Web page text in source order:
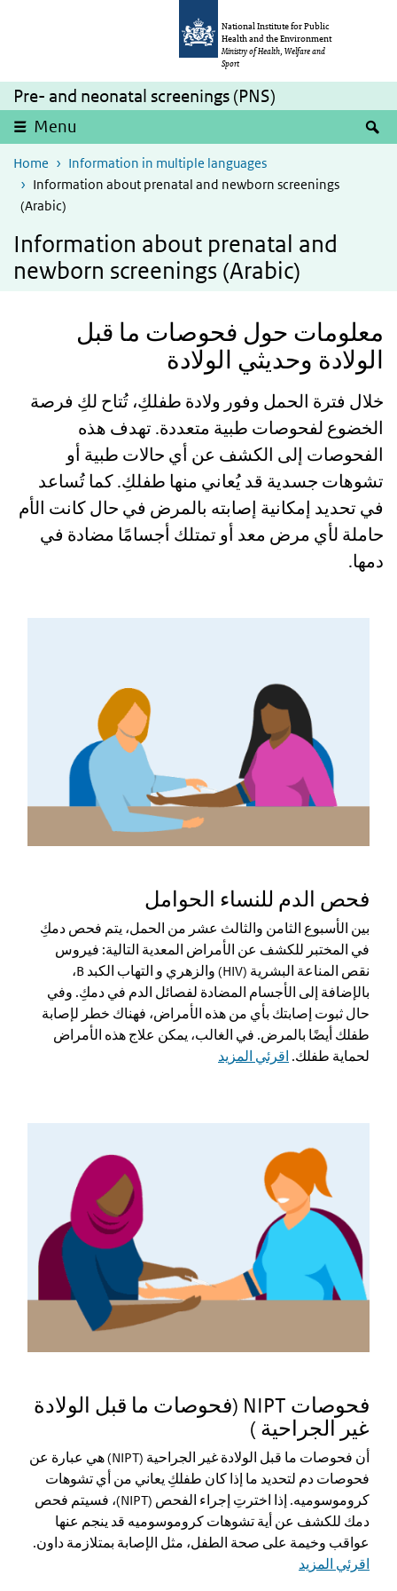
National Institute for Public
Health and the Environment
Ministry of Health, Welfare and
Sport
Pre- and neonatal screenings (PNS)
Menu
Home
Information in multiple languages
Information about prenatal and newborn screenings
(Arabic)
Information about prenatal and
newborn screenings (Arabic)
معلومات حول فحوصات ما قبل
الولادة وحديثي الولادة
خلال فترة الحمل وفور ولادة طفلكِ، تُتاح لكِ فرصة
الخضوع لفحوصات طبية متعددة. تهدف هذه
الفحوصات إلى الكشف عن أي حالات طبية أو
تشوهات جسدية قد يُعاني منها طفلكِ. كما تُساعد
في تحديد إمكانية إصابته بالمرض في حال كانت الأم
حاملة لأي مرض معد أو تمتلك أجسامًا مضادة في
دمها.
فحص الدم للنساء الحوامل
بين الأسبوع الثامن والثالث عشر من الحمل، يتم فحص دمكِ
في المختبر للكشف عن الأمراض المعدية التالية: فيروس
نقص المناعة البشرية (HIV) والزهري و التهاب الكبد B،
بالإضافة إلى الأجسام المضادة لفصائل الدم في دمكِ. وفي
حال ثبوت إصابتك بأي من هذه الأمراض، فهناك خطر لإصابة
طفلك أيضًا بالمرض. في الغالب، يمكن علاج هذه الأمراض
لحماية طفلك. اقرئي المزيد
فحوصات NIPT (فحوصات ما قبل الولادة
غير الجراحية )
أن فحوصات ما قبل الولادة غير الجراحية (NIPT) هي عبارة عن
فحوصات دم لتحديد ما إذا كان طفلكِ يعاني من أي تشوهات
كروموسوميه. إذا اخترتِ إجراء الفحص (NIPT)، فسيتم فحص
دمك للكشف عن أية تشوهات كروموسوميه قد ينجم عنها
عواقب وخيمة على صحة الطفل، مثل الإصابة بمتلازمة داون.
اقرئي المزيد